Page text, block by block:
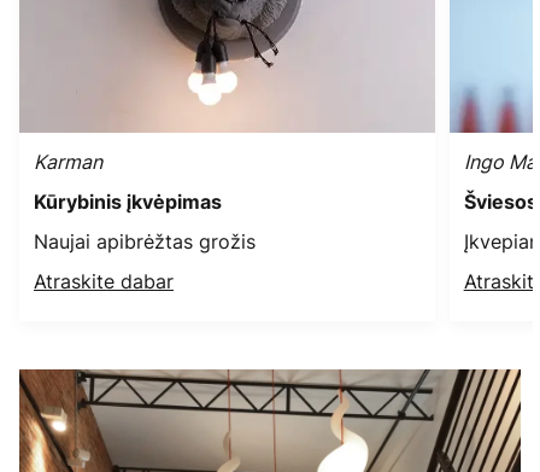
Karman
Kūrybinis įkvėpimas
Naujai apibrėžtas grožis
Atraskite dabar
Ingo